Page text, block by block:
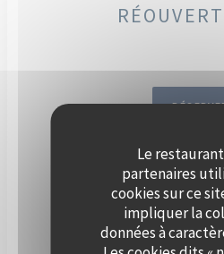
Le
partenaires
cookies sur ce
impliquer la
données à
DÈS
VOTRE
SEINE, À